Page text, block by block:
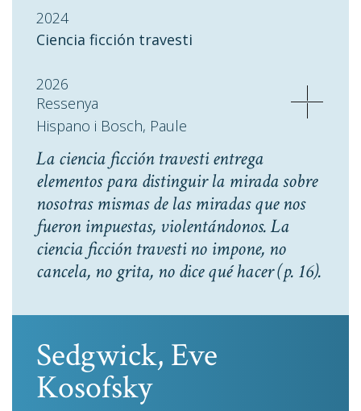
2024
Ciencia ficción travesti
2026
Ressenya
Hispano i Bosch, Paule
La ciencia ficción travesti entrega
elementos para distinguir la mirada sobre
nosotras mismas de las miradas que nos
fueron impuestas, violentándonos. La
ciencia ficción travesti no impone, no
cancela, no grita, no dice qué hacer(p. 16).
Sedgwick, Eve
Kosofsky